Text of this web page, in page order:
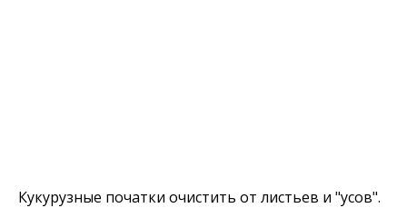
Кукурузные початки очистить от листьев и "усов".